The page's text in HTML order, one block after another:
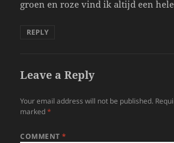
groen en roze vind ik altijd een
REPLY
Leave a Reply
Your email address will not be published.
marked*
COMMENT*